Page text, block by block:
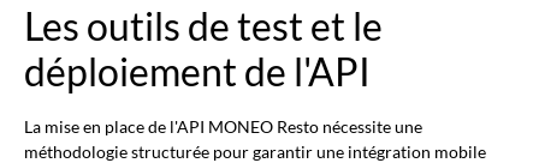
Les outils de test et le
déploiement de l'API
La mise en place de l'API MONEO Resto nécessite une
méthodologie structurée pour garantir une intégration mobile